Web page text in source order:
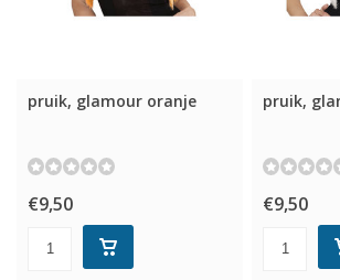
pruik, glamour oranje
€9,50
pruik,
€9,50